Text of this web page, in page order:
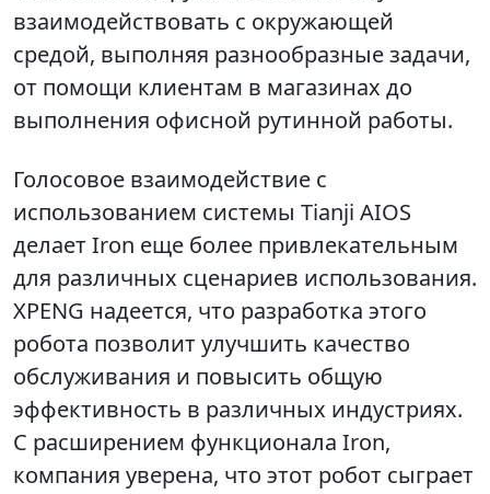
взаимодействовать с окружающей
средой, выполняя разнообразные задачи,
от помощи клиентам в магазинах до
выполнения офисной рутинной работы.
Голосовое взаимодействие с
использованием системы Tianji AIOS
делает Iron еще более привлекательным
для различных сценариев использования.
XPENG надеется, что разработка этого
робота позволит улучшить качество
обслуживания и повысить общую
эффективность в различных индустриях.
С расширением функционала Iron,
компания уверена, что этот робот сыграет